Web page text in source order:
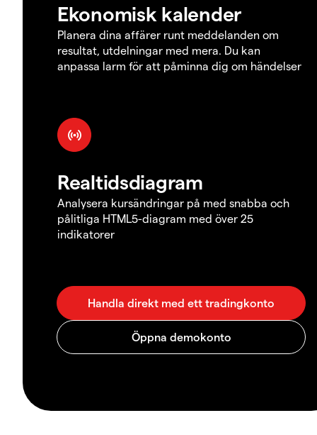
Ekonomisk kalender
Planera dina affärer runt meddelanden om
resultat, utdelningar med mera. Du kan
anpassa larm för att påminna dig om händelser
Realtidsdiagram
Analysera kursändringar på med snabba och
pålitliga HTML5-diagram med över 25
indikatorer